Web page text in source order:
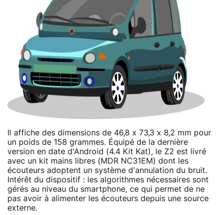
Il affiche des dimensions de 46,8 x 73,3 x 8,2 mm pour
un poids de 158 grammes. Équipé de la dernière
version en date d'Android (4.4 Kit Kat), le Z2 est livré
avec un kit mains libres (MDR NC31EM) dont les
écouteurs adoptent un système d'annulation du bruit.
Intérêt du dispositif : les algorithmes nécessaires sont
gérés au niveau du smartphone, ce qui permet de ne
pas avoir à alimenter les écouteurs depuis une source
externe.